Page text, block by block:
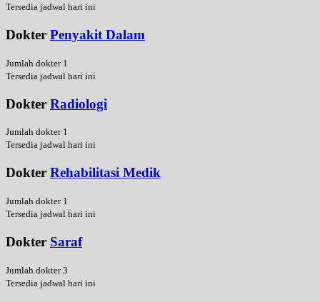
Tersedia jadwal hari ini
Dokter Penyakit Dalam
Jumlah dokter 1
Tersedia jadwal hari ini
Dokter Radiologi
Jumlah dokter 1
Tersedia jadwal hari ini
Dokter Rehabilitasi Medik
Jumlah dokter 1
Tersedia jadwal hari ini
Dokter Saraf
Jumlah dokter 3
Tersedia jadwal hari ini